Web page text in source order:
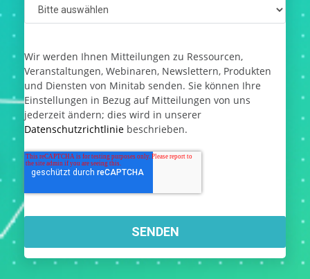
Wir werden Ihnen Mitteilungen zu Ressourcen,
Veranstaltungen, Webinaren, Newslettern, Produkten
und Diensten von Minitab senden. Sie können Ihre
Einstellungen in Bezug auf Mitteilungen von uns
jederzeit ändern; dies wird in unserer
Datenschutzrichtlinie beschrieben.